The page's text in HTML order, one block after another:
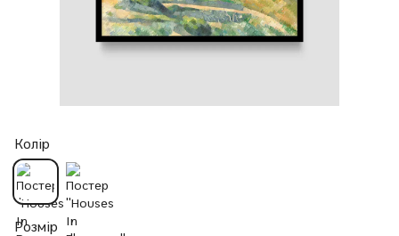
Колір
Розмір